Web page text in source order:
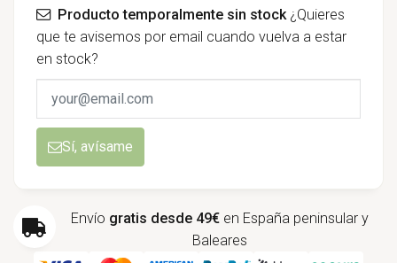
Producto temporalmente sin stock¿Quieres
que te avisemos por email cuando vuelva a estar
en stock?
Sí, avísame
Envío gratis desde 49€ en España peninsular y
Baleares